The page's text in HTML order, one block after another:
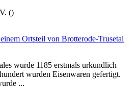
()
wurde 1185 erstmals urkundlich
wurden Eisenwaren gefertigt.
...